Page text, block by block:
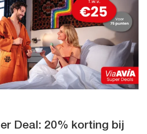
Deal: 20% korting bij